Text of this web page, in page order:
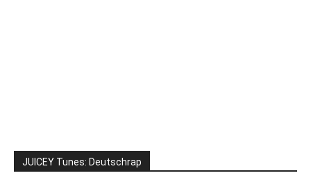
JUICEY Tunes: Deutschrap